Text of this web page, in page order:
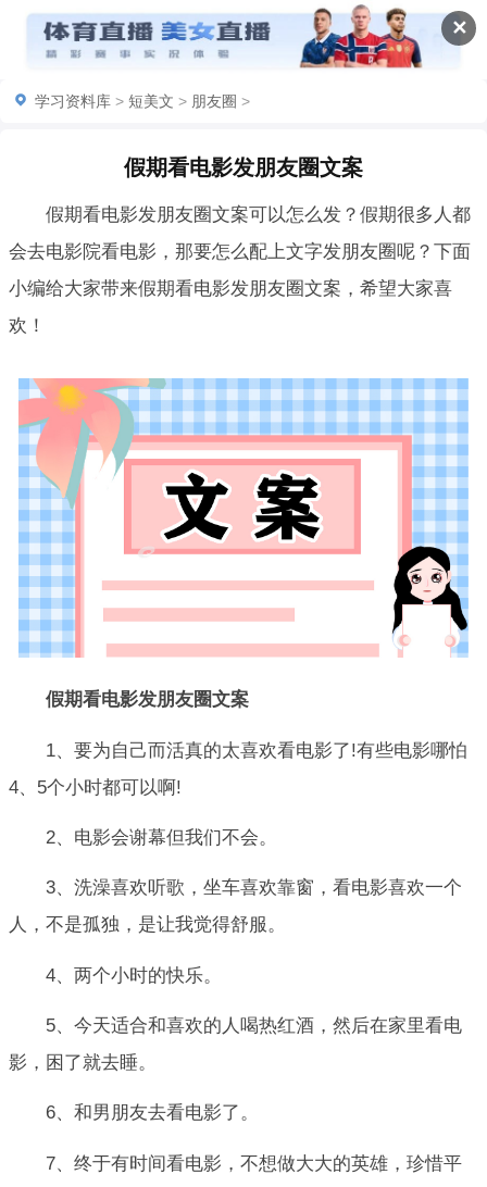
✕
学习资料库 > 短美文 > 朋友圈 >
假期看电影发朋友圈文案
假期看电影发朋友圈文案可以怎么发？假期很多人都
会去电影院看电影，那要怎么配上文字发朋友圈呢？下面
小编给大家带来假期看电影发朋友圈文案，希望大家喜
欢！
假期看电影发朋友圈文案
1、要为自己而活真的太喜欢看电影了!有些电影哪怕
4、5个小时都可以啊!
2、电影会谢幕但我们不会。
3、洗澡喜欢听歌，坐车喜欢靠窗，看电影喜欢一个
人，不是孤独，是让我觉得舒服。
4、两个小时的快乐。
5、今天适合和喜欢的人喝热红酒，然后在家里看电
影，困了就去睡。
6、和男朋友去看电影了。
7、终于有时间看电影，不想做大大的英雄，珍惜平